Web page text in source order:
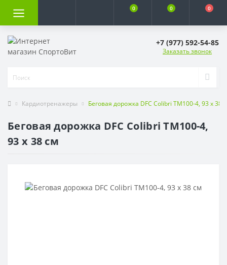
0 0 0
+7 (977) 592-54-85
Заказать звонок
Кардиотренажеры Беговая дорожка DFC Colibri TM100-4, 93 х 38
Беговая дорожка DFC Colibri TM100-4,
93 х 38 см